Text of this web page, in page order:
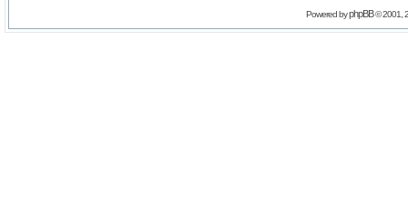
Powered byphpBB© 2001,